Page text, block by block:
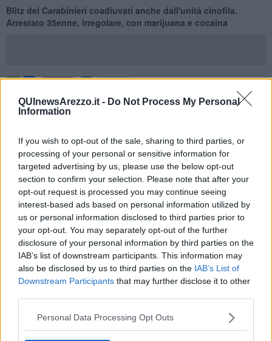
QUInewsArezzo.it - Do Not Process My Personal
Information
If you wish to opt-out of the sale, sharing to third parties, or
processing of your personal or sensitive information for
targeted advertising by us, please use the below opt-out
section to confirm your selection. Please note that after your
opt-out request is processed you may continue seeing
interest-based ads based on personal information utilized by
us or personal information disclosed to third parties prior to
your opt-out. You may separately opt-out of the further
disclosure of your personal information by third parties on the
IAB’s list of downstream participants. This information may
also be disclosed by us to third parties on the IAB’s List of
Downstream Participants that may further disclose it to other
Personal Data Processing Opt Outs
Blitz dei Carabinieri coadiuvati anche dall'unità cinofila.
Arrestato 35enne, irregolare, con marijuana e cocaina
AREZZO —Non si ferma la lotta contro lo spaccio. Ieri pomeriggio i
Carabinieri del Nucleo Investigativo del Comando Provinciale, in
della locale Stazione Carabinieri, hanno effettuato in blitz in una
zona residenziale della città. Nel corso dell'intervento è stato
arrestato un cittadino dell’est Europa di 35 anni, disoccupato,
incensurato ed irregolare sul territorio nazionale.
L'uomo è stato sorpreso mentre cedeva, nei pressi della propria
abitazione, alcuni grammi di marijuana e una dose di cocaina a due
residenti della zona.
I militari hanno proceduto anche alla perquisizione domiciliare del
fermato. Nella cucina hanno rinvenuto ulteriori 104 grammi di
di precisone.